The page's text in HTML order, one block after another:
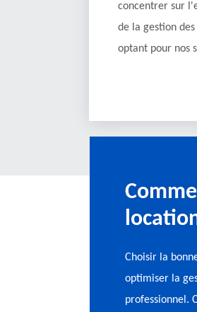
concentrer sur
de la gestion
optant pour nos
Choisir la
optimiser la
professionnel.